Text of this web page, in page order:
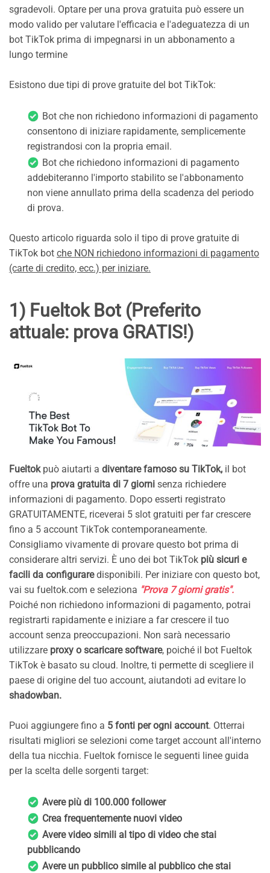
sgradevoli. Optare per una prova gratuita può essere un
modo valido per valutare l'efficacia e l'adeguatezza di un
bot TikTok prima di impegnarsi in un abbonamento a
lungo termine
Esistono due tipi di prove gratuite del bot TikTok:
Bot che non richiedono informazioni di pagamento
consentono di iniziare rapidamente, semplicemente
registrandosi con la propria email.
Bot che richiedono informazioni di pagamento
addebiteranno l'importo stabilito se l'abbonamento
non viene annullato prima della scadenza del periodo
di prova.
Questo articolo riguarda solo il tipo di prove gratuite di
TikTok bot che NON richiedono informazioni di pagamento
(carte di credito, ecc.) per iniziare.
1) Fueltok Bot (Preferito
attuale: prova GRATIS!)
Fueltokpuò aiutarti a diventare famoso su TikTok, il bot
offre una prova gratuita di 7 giorni senza richiedere
informazioni di pagamento. Dopo esserti registrato
GRATUITAMENTE, riceverai 5 slot gratuiti per far crescere
fino a 5 account TikTok contemporaneamente.
Consigliamo vivamente di provare questo bot prima di
considerare altri servizi. È uno dei bot TikTok più sicuri e
facili da configuraredisponibili. Per iniziare con questo bot,
vai su fueltok.com e seleziona "Prova 7 giorni gratis".
Poiché non richiedono informazioni di pagamento, potrai
registrarti rapidamente e iniziare a far crescere il tuo
account senza preoccupazioni. Non sarà necessario
utilizzare proxy o scaricare software, poiché il bot Fueltok
TikTok è basato su cloud. Inoltre, ti permette di scegliere il
paese di origine del tuo account, aiutandoti ad evitare lo
shadowban.
Puoi aggiungere fino a 5 fonti per ogni account. Otterrai
risultati migliori se selezioni come target account all'interno
della tua nicchia. Fueltok fornisce le seguenti linee guida
per la scelta delle sorgenti target:
Avere più di 100.000 follower
Crea frequentemente nuovi video
Avere video simili al tipo di video che stai
pubblicando
Avere un pubblico simile al pubblico che stai